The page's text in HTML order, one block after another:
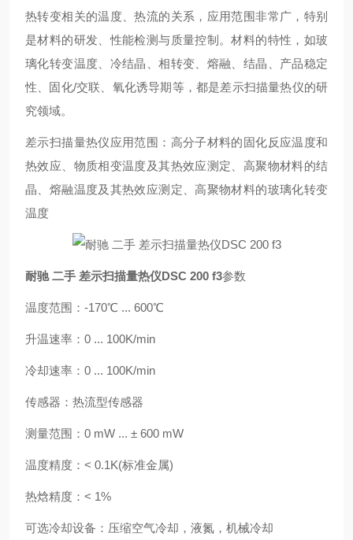
热转变相关的温度、热流的关系，应用范围非常广，特别
是材料的研发、性能检测与质量控制。材料的特性，如玻
璃化转变温度、冷结晶、相转变、熔融、结晶、产品稳定
性、固化/交联、氧化诱导期等，都是差示扫描量热仪的研
究领域。
差示扫描量热仪应用范围：高分子材料的固化反应温度和
热效应、物质相变温度及其热效应测定、高聚物材料的结
晶、熔融温度及其热效应测定、高聚物材料的玻璃化转变
温度
耐驰 二手 差示扫描量热仪DSC 200 f3参数
温度范围：-170℃ ... 600℃
升温速率：0 ... 100K/min
冷却速率：0 ... 100K/min
传感器：热流型传感器
测量范围：0 mW ... ± 600 mW
温度精度：< 0.1K(标准金属)
热焓精度：< 1%
可选冷却设备：压缩空气冷却，液氮，机械冷却